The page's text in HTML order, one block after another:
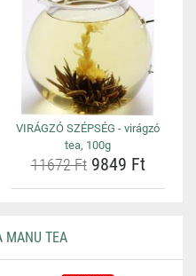
VIRÁGZÓ SZÉPSÉG - virágzó
tea, 100g
11672 Ft9849 Ft
MANU TEA